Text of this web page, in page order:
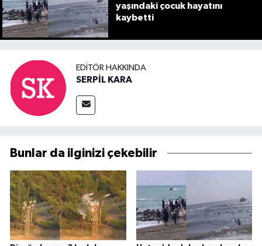
yaşındaki çocuk hayatını
kaybetti
EDITÖR HAKKINDA
SERPİL KARA
Bunlar da ilginizi çekebilir